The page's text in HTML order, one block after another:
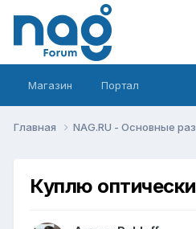
Магазин Портал
Главная NAG.RU - Основные
Куплю